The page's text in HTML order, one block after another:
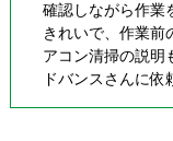
確認しながら作業
きれいで、作業前
アコン清掃の説明
ドバンスさんに依